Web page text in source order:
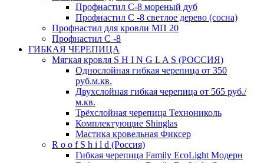
Профнастил С-8 мореный дуб
Профнастил С -8 светлое дерево (сосна)
Профнастил для кровли МП 20
Профнастил С -8
ГИБКАЯ ЧЕРЕПИЦА
Мягкая кровля S H I N G L A S (РОССИЯ)
Однослойная гибкая черепица от 350
руб.м.кв.
Двухслойная гибкая черепица от 565 руб./
м.кв.
Трёхслойная черепица Технониколь
Комплектующие Shinglas
Мастика кровельная Фиксер
R o o f S h i l d (Россия)
Гибкая черепица Family ЕсоLight Модерн